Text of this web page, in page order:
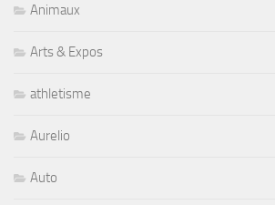
Animaux
Arts & Expos
athletisme
Aurelio
Auto